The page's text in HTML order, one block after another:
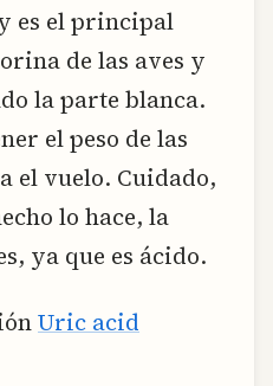
es el principal
de las aves y
la parte blanca.
el peso de las
el vuelo. Cuidado,
lo hace, la
ya que es ácido.
Uric acid